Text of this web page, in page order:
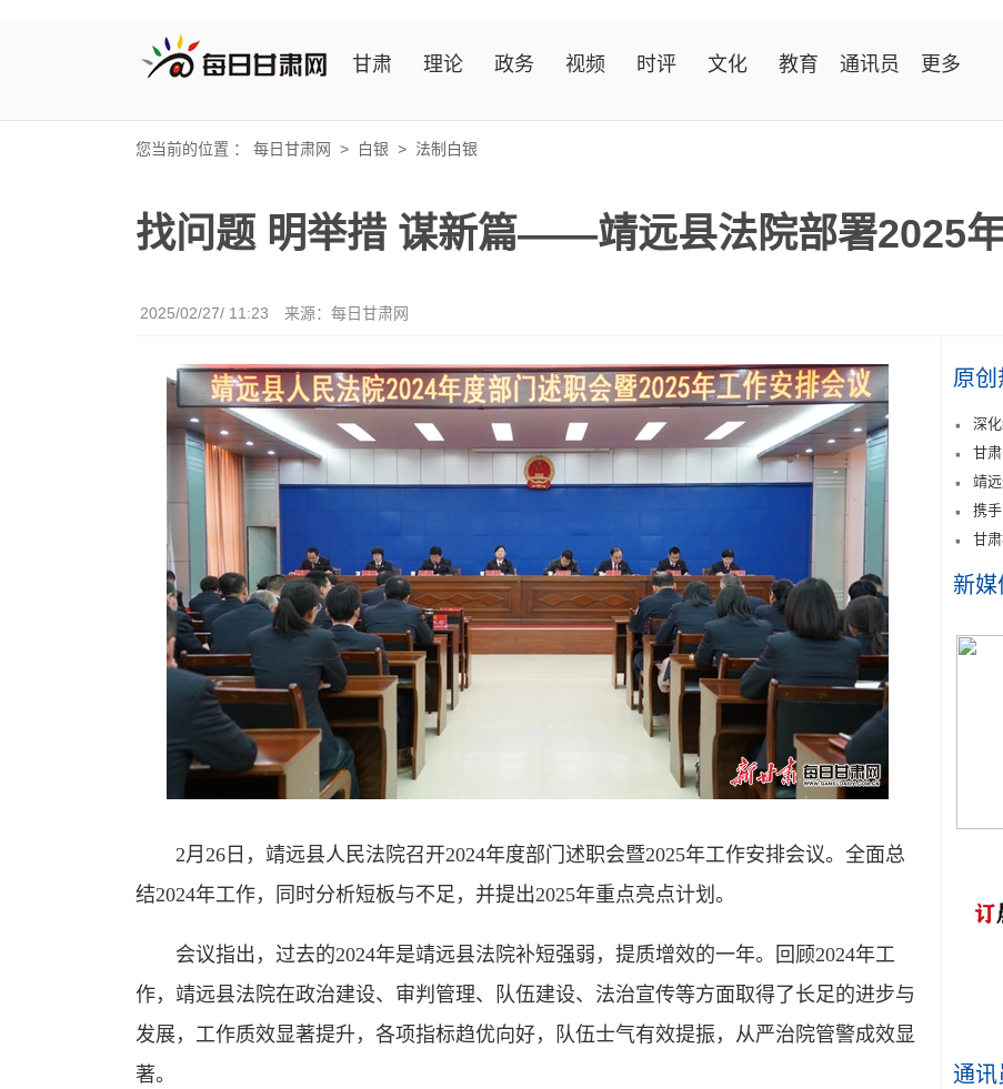
甘肃 理论 政务 视频 时评 文化 教育 通讯员 更多
您当前的位置 ： 每日甘肃网 > 白银 > 法制白银
找问题 明举措 谋新篇——靖远县法院部署2025
2025/02/27/ 11:23 来源： 每日甘肃网
2月26日，靖远县人民法院召开2024年度部门述职会暨2025年工作安排会议。全面总
结2024年工作，同时分析短板与不足，并提出2025年重点亮点计划。
会议指出，过去的2024年是靖远县法院补短强弱，提质增效的一年。回顾2024年工
作，靖远县法院在政治建设、审判管理、队伍建设、法治宣传等方面取得了长足的进步与
发展，工作质效显著提升，各项指标趋优向好，队伍士气有效提振，从严治院管警成效显
著。
原创
深
甘
靖
携
甘
新媒
通讯